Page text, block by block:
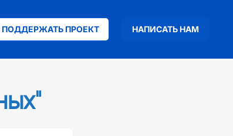
ПОДДЕРЖАТЬ ПРОЕКТ НАПИСАТЬ НАМ